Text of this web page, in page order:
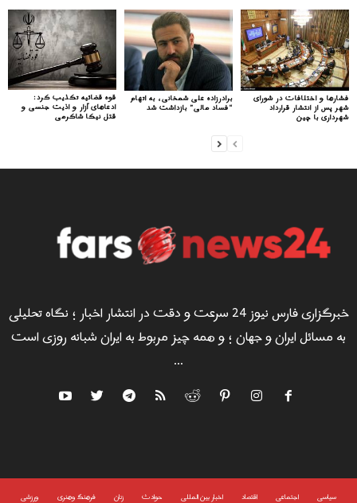
قوه قضائیه تکذیب کرد:
ادعاهای آزار و اذیت جنسی و
قتل نیکا شاکرمی
برادرزاده علی شمخانی، به اتهام
“فساد مالی” بازداشت شد
فشارها و اختلافات در شورای
شهر پس از انتشار قرارداد
شهرداری با چین
خبرگزاری فارس نیوز 24 سرعت و دقت در انتشار اخبار ؛ نگاه تحلیلی
به مسائل ایران و جهان ؛ و همه چیز مربوط به ایران شبانه روزی است
...
سياسى اجتماعی اقتصاد اخبار بین المللی حوادث زنان فرهنگ وهنری ورزشی